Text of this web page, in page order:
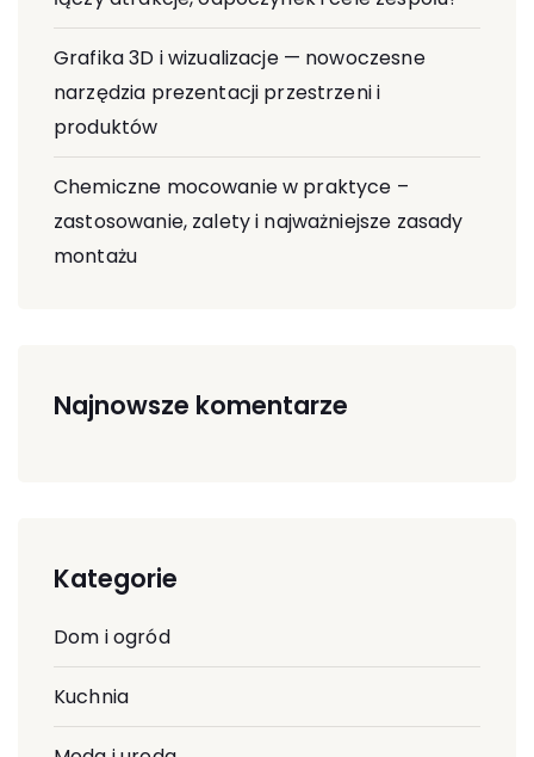
Grafika 3D i wizualizacje — nowoczesne
narzędzia prezentacji przestrzeni i
produktów
Chemiczne mocowanie w praktyce –
zastosowanie, zalety i najważniejsze zasady
montażu
Najnowsze komentarze
Kategorie
Dom i ogród
Kuchnia